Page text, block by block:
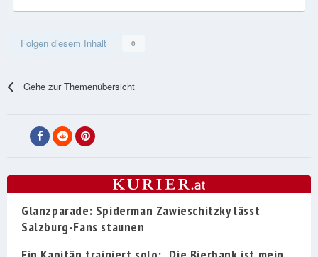
Folgen diesem Inhalt 0
Gehe zur Themenübersicht
Glanzparade: Spiderman Zawieschitzky lässt
Salzburg-Fans staunen